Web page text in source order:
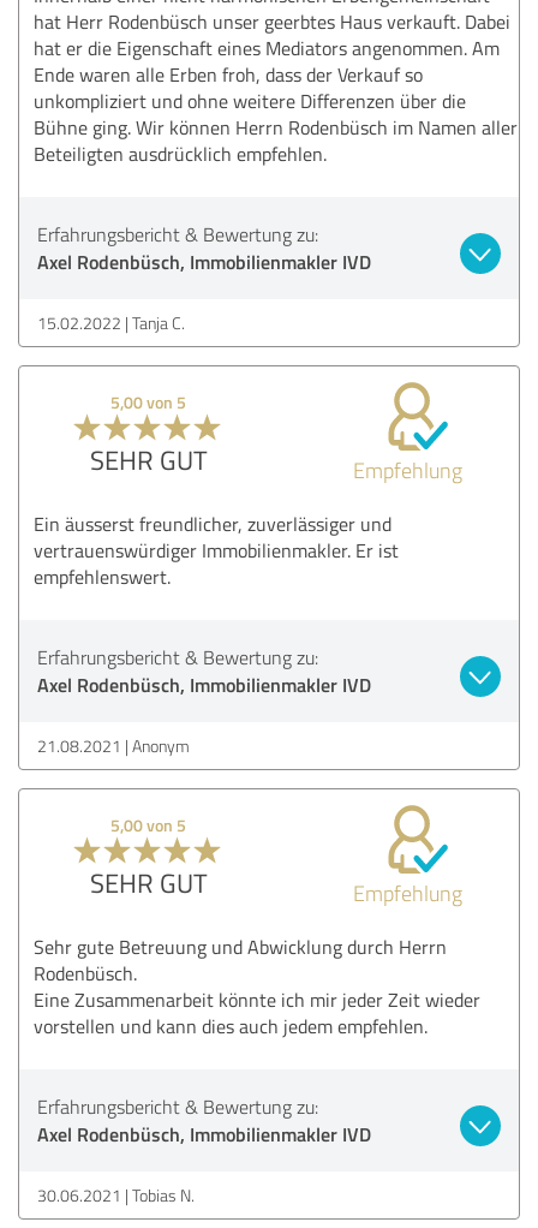
hat Herr Rodenbüsch unser geerbtes Haus verkauft. Dabei
hat er die Eigenschaft eines Mediators angenommen. Am
Ende waren alle Erben froh, dass der Verkauf so
unkompliziert und ohne weitere Differenzen über die
Bühne ging. Wir können Herrn Rodenbüsch im Namen aller
Beteiligten ausdrücklich empfehlen.
Erfahrungsbericht & Bewertung zu:
Axel Rodenbüsch, Immobilienmakler IVD
15.02.2022 Tanja C.
5,00 von 5
SEHR GUT Empfehlung
Ein äusserst freundlicher, zuverlässiger und
vertrauenswürdiger Immobilienmakler. Er ist
empfehlenswert.
Erfahrungsbericht & Bewertung zu:
Axel Rodenbüsch, Immobilienmakler IVD
21.08.2021 Anonym
5,00 von 5
SEHR GUT Empfehlung
Sehr gute Betreuung und Abwicklung durch Herrn
Rodenbüsch.
Eine Zusammenarbeit könnte ich mir jeder Zeit wieder
vorstellen und kann dies auch jedem empfehlen.
Erfahrungsbericht & Bewertung zu:
Axel Rodenbüsch, Immobilienmakler IVD
30.06.2021 Tobias N.